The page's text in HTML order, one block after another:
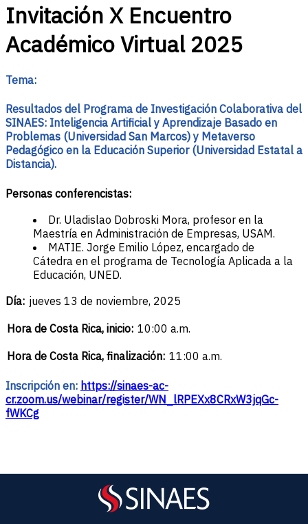
Invitación X Encuentro
Académico Virtual 2025
Tema:
Resultados del Programa de Investigación Colaborativa del
SINAES: Inteligencia Artificial y Aprendizaje Basado en
Problemas (Universidad San Marcos) y Metaverso
Pedagógico en la Educación Superior (Universidad Estatal a
Distancia).
Personas conferencistas:
Dr. Uladislao Dobroski Mora, profesor en la
Maestría en Administración de Empresas, USAM.
MATIE. Jorge Emilio López, encargado de
Cátedra en el programa de Tecnología Aplicada a la
Educación, UNED.
Día: jueves 13 de noviembre, 2025
Hora de Costa Rica, inicio: 10:00 a.m.
Hora de Costa Rica, finalización: 11:00 a.m.
Inscripción en: https://sinaes-ac-
cr.zoom.us/webinar/register/WN_lRPEXx8CRxW3jqGc-
fWKCg